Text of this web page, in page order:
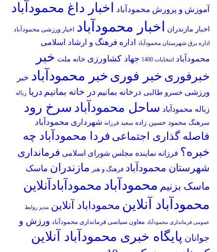
آموزش و پرورش محمودآباد اخبار داغ محمودآباد
اخبار مازندران اخبار محمودآباد اخبار ورزشی محمودآباد
اداره برق شهرستان محمودآباد
اداره فرهنگ و ارشاد اسلامی
محمودآباد انتخابات 1400 جهاد کشاورزی خانه ملت خبر
خبرفوری خبر فوری خبر محمودآباد خبر
ورزشی خسرو طالبی درخانه بمانیم در خانه بمانیم دریا زباله
زباله محمودآباد ساحل محمودآباد سرخ رود
سرهنگ محمود حسین زاده سعید فرزانه شهرداری محمودآباد
فاصله گذاری اجتماعی فردا محمودآباد چه
خبره؟ فرزانه نماینده مجلس شورای اسلامی فرمانداری
شهرستان محمودآباد فرهنگ و هنر مازندران ماسک
ماسک بزنیم محمودآباد محمودآبادآنلاین
محمودآباد آنلاین محموداباد آنلاین مدیر روابط
عمومی فرمانداری محمودآباد معاون سیاسی فرمانداری محمودآباد ورزش و
جوانان پایگاه خبری محمودآباد آنلاین